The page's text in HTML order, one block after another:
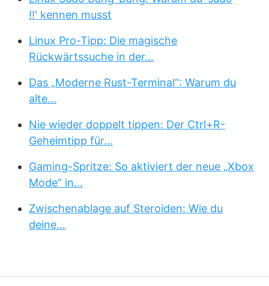
!!' kennen musst
Linux Pro-Tipp: Die magische
Rückwärtssuche in der…
Das „Moderne Rust-Terminal“: Warum du
alte…
Nie wieder doppelt tippen: Der Ctrl+R-
Geheimtipp für…
Gaming-Spritze: So aktiviert der neue „Xbox
Mode“ in…
Zwischenablage auf Steroiden: Wie du
deine…